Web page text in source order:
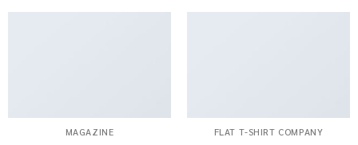
MAGAZINE FLAT T-SHIRT COMPANY